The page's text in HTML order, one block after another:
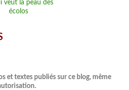
et textes publiés sur ce blog, même